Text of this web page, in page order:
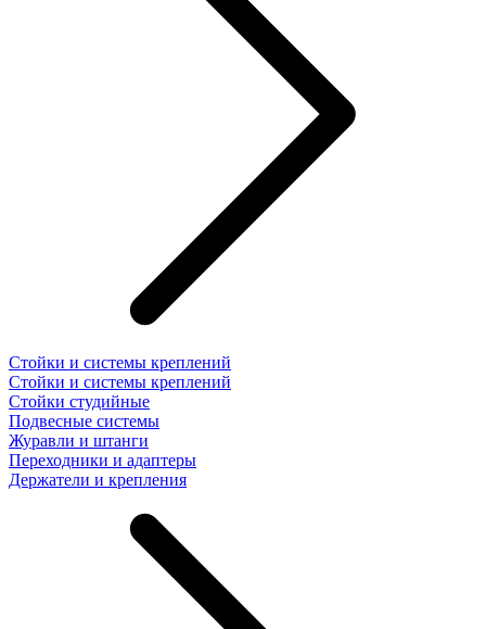
Стойки и системы креплений
Стойки и системы креплений
Стойки студийные
Подвесные системы
Журавли и штанги
Переходники и адаптеры
Держатели и крепления